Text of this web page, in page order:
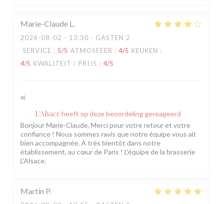
Marie-Claude L
2026-08-02 - 13:30 - GASTEN 2
SERVICE : 5/5 ATMOSFEER : 4/5 KEUKEN :
4/5 KWALITEIT / PRIJS : 4/5
oui
L'Alsace heeft op deze beoordeling gereageerd
Bonjour Marie-Claude, Merci pour votre retour et votre
confiance ! Nous sommes ravis que notre équipe vous ait
bien accompagnée. À très bientôt dans notre
établissement, au cœur de Paris ! L'équipe de la brasserie
L'Alsace.
Martin P